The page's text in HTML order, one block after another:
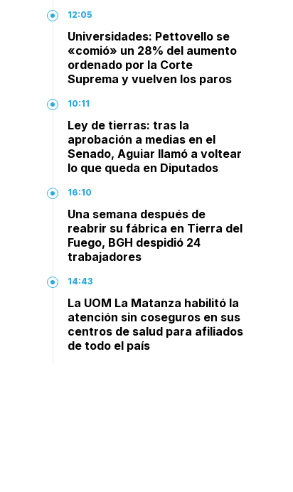
12:05
Universidades: Pettovello se
«comió» un 28% del aumento
ordenado por la Corte
Suprema y vuelven los paros
10:11
Ley de tierras: tras la
aprobación a medias en el
Senado, Aguiar llamó a voltear
lo que queda en Diputados
16:10
Una semana después de
reabrir su fábrica en Tierra del
Fuego, BGH despidió 24
trabajadores
14:43
La UOM La Matanza habilitó la
atención sin coseguros en sus
centros de salud para afiliados
de todo el país